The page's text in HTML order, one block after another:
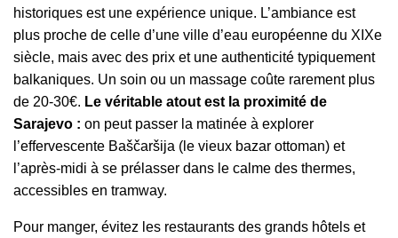
historiques est une expérience unique. L’ambiance est
plus proche de celle d’une ville d’eau européenne du XIXe
siècle, mais avec des prix et une authenticité typiquement
balkaniques. Un soin ou un massage coûte rarement plus
de 20-30€. Le véritable atout est la proximité de
Sarajevo : on peut passer la matinée à explorer
l’effervescente Baščaršija (le vieux bazar ottoman) et
l’après-midi à se prélasser dans le calme des thermes,
accessibles en tramway.
Pour manger, évitez les restaurants des grands hôtels et